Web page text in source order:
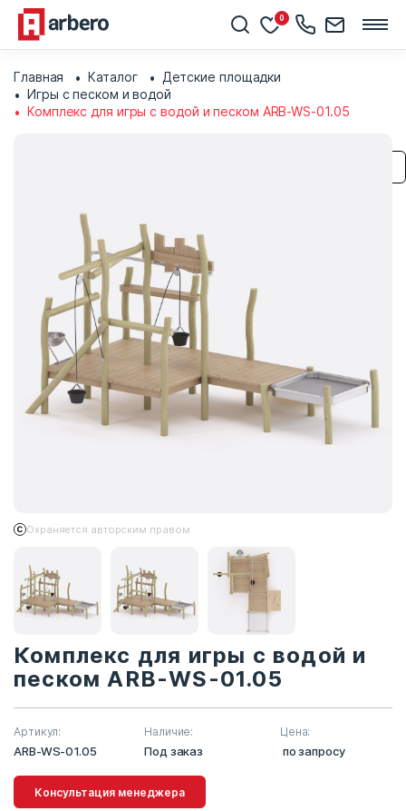
0
Главная Каталог
Детские площадки
Игры с песком и водой
Комплекс для игры с водой и песком ARB-WS-01.05
Охраняется авторским правом
Комплекс для игры с водой и
песком ARB-WS-01.05
Артикул:
ARB-WS-01.05
Наличие:
Под заказ
Цена:
по запросу
Консультация менеджера